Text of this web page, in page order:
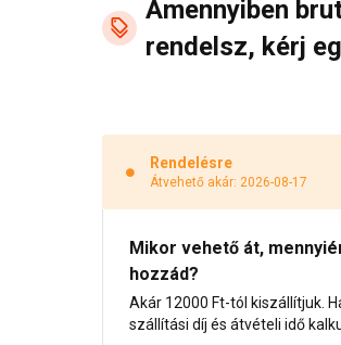
Amennyiben
rendelsz, kérj
Rendelésre
Átvehető akár: 2026-08-17
Mikor vehető át,
hozzád?
Akár 12000 Ft-tól kiszállítjuk.
szállítási díj és átvételi idő